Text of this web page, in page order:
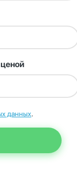
данных.